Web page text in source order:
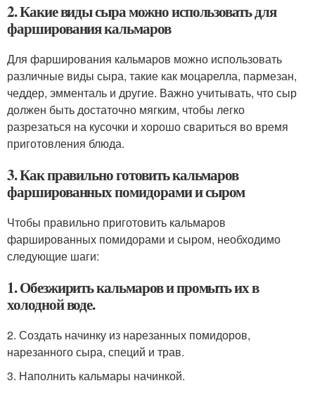
2. Какие виды сыра можно использовать для
фарширования кальмаров
Для фарширования кальмаров можно использовать
различные виды сыра, такие как моцарелла, пармезан,
чеддер, эмменталь и другие. Важно учитывать, что сыр
должен быть достаточно мягким, чтобы легко
разрезаться на кусочки и хорошо свариться во время
приготовления блюда.
3. Как правильно готовить кальмаров
фаршированных помидорами и сыром
Чтобы правильно приготовить кальмаров
фаршированных помидорами и сыром, необходимо
следующие шаги:
1. Обезжирить кальмаров и промыть их в
холодной воде.
2. Создать начинку из нарезанных помидоров,
нарезанного сыра, специй и трав.
3. Наполнить кальмары начинкой.